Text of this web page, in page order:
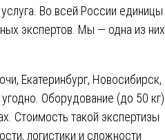
Во всей России единицы
экспертов. Мы — одна из них.
Екатеринбург, Новосибирск,
Оборудование (до 50 кг)
Стоимость такой экспертизы
логистики и сложности